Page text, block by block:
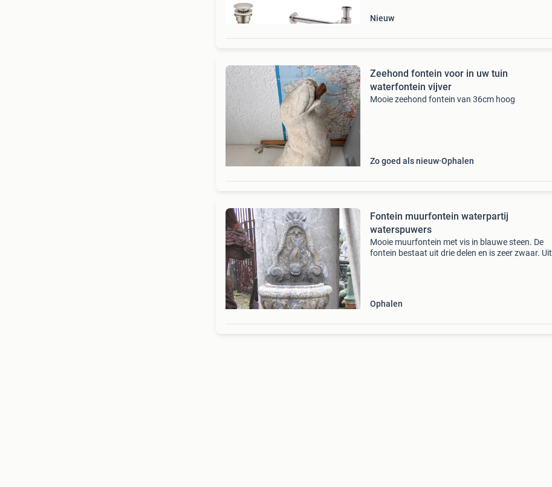
Nieuw
Zeehond fontein voor in uw tuin
waterfontein vijver
Mooie zeehond fontein van 36cm hoog
Zo goed als nieuw Ophalen
Fontein muurfontein waterpartij
waterspuwers
Mooie muurfontein met vis in blauwe steen. De
fontein bestaat uit drie delen en is zeer zwaar. Uit
Ophalen